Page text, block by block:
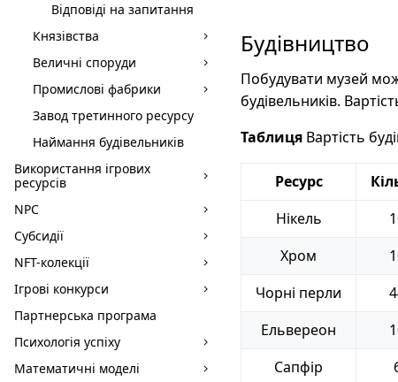
Відповіді на запитання
Князівства
Величні споруди
Промислові фабрики
Завод третинного ресурсу
Наймання будівельників
Використання ігрових
ресурсів
NPC
Субсидії
NFT-колекції
Ігрові конкурси
Партнерська програма
Психологія успіху
Математичні моделі
Будівництво
Побудувати музей
будівельників.
Таблиця Вартість
Ресурс
Нікель
Хром
Чорні перли
Ельвереон
Сапфір